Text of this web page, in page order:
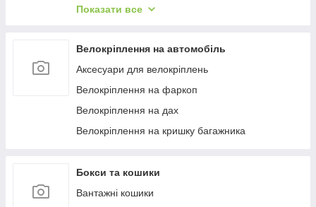
Багажиці в штатне місце
Багажиці на інтегровані рейлінги
Багажники на водості
Показати все
Велокріплення на автомобіль
Аксесуари для велокріплень
Велокріплення на фаркоп
Велокріплення на дах
Велокріплення на кришку багажника
Бокси та кошики
Вантажні кошики